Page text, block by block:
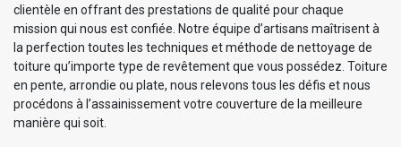
clientèle en offrant des prestations de qualité pour chaque
mission qui nous est confiée. Notre équipe d’artisans maîtrisent à
la perfection toutes les techniques et méthode de nettoyage de
toiture qu’importe type de revêtement que vous possédez. Toiture
en pente, arrondie ou plate, nous relevons tous les défis et nous
procédons à l’assainissement votre couverture de la meilleure
manière qui soit.